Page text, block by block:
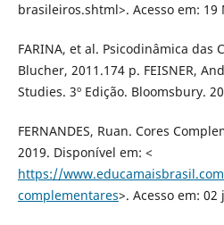
brasileiros.shtml>. Acesso em: 19
FARINA, et al. Psicodinâmica das
Blucher, 2011.174 p. FEISNER,
Studies. 3º Edição. Bloomsbury.
FERNANDES, Ruan. Cores
2019. Disponível em: <
https://
complementares>. Acesso em: 02